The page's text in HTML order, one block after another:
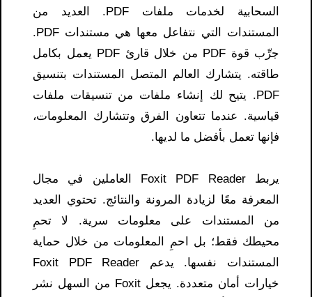
السحابية لخدمات ملفات PDF. العديد من
المستندات التي نتفاعل معها هي مستندات PDF.
جرِّب قوة PDF من خلال قارئ PDF يعمل بكامل
طاقته. يتشارك العالم المتصل المستندات بتنسيق
PDF. يتيح لك إنشاء ملفات من تنسيقات ملفات
قياسية. عندما تتعاون الفرق وتتشارك المعلومات،
فإنها تعمل بأفضل ما لديها.
يربط Foxit PDF Reader العاملين في مجال
المعرفة معًا لزيادة المرونة والنتائج. تحتوي العديد
من المستندات على معلومات سرية. لا تحمِ
محيطك فقط؛ بل احمِ المعلومات من خلال حماية
المستندات نفسها. يدعم Foxit PDF Reader
خيارات أمان متعددة. يجعل Foxit من السهل نشر